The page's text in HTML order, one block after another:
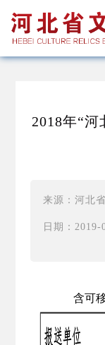
2018年“
来源：河北
日期：
含可